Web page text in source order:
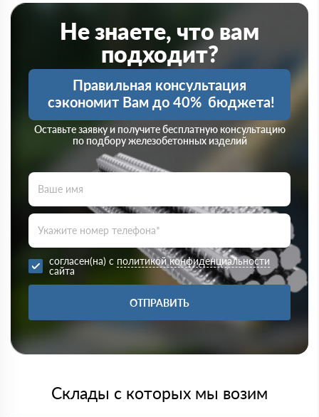
Не знаете, что вам
подходит?
Правильная консультация
сэкономит Вам до 40% бюджета!
Оставьте заявку и получите бесплатную консультацию
по подбору железобетонных изделий
согласен(на) с политикой конфиденциальности
сайта
ОТПРАВИТЬ
Склады с которых мы возим